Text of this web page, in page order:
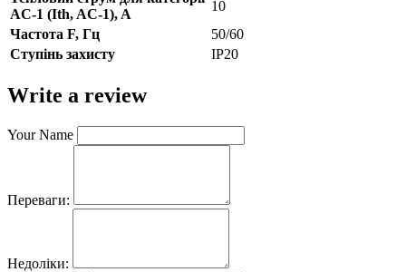
AC-1 (Ith, AC-1), A
10
Частота F, Гц
50/60
Ступінь захисту
IP20
Write a review
Your Name
Переваги:
Недоліки: